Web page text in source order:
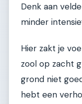
Denk aan
minder
Hier zakt je
zool op zacht
grond niet
hebt een